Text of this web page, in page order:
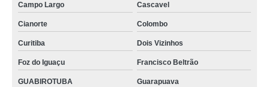
Campo Largo Cascavel
Cianorte Colombo
Curitiba Dois Vizinhos
Foz do Iguaçu Francisco Beltrão
GUABIROTUBA Guarapuava